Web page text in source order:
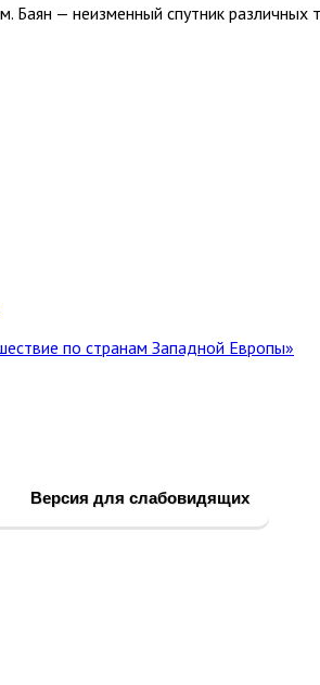
— неизменный спутник различных
по странам Западной Европы»
Версия для слабовидящих